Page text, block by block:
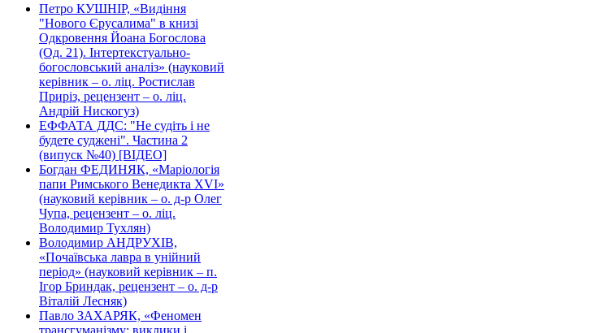
Петро КУШНІР, «Видіння
"Нового Єрусалима" в книзі
Одкровення Йоана Богослова
(Од. 21). Інтертекстуально-
богословський аналіз» (науковий
керівник – о. ліц. Ростислав
Приріз, рецензент – о. ліц.
Андрій Нискогуз)
ЕФФАТА ДДС: "Не судіть і не
будете суджені". Частина 2
(випуск №40) [ВІДЕО]
Богдан ФЕДИНЯК, «Маріологія
папи Римського Венедикта XVI»
(науковий керівник – о. д-р Олег
Чупа, рецензент – о. ліц.
Володимир Тухлян)
Володимир АНДРУХІВ,
«Почаївська лавра в унійний
період» (науковий керівник – п.
Ігор Бриндак, рецензент – о. д-р
Віталій Лесняк)
Павло ЗАХАРЯК, «Феномен
трансгуманізму: виклики і